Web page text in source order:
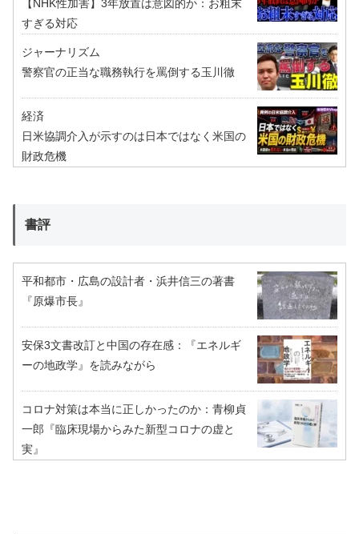
【NHK性加害】3年放置は意図的か：お粗末
すぎる対応
ジャーナリズム
警察官の正当な職務執行を罵倒する玉川徹
経済
日米協調介入が示すのは日本ではなく米国の
財政危機
書評
平和都市・広島の設計者・浜井信三の著書
『原爆市長』
安保3文書改訂と中国の存在感：『エネルギ
ーの地政学』を読みながら
コロナ対策は本当に正しかったのか：青柳貞
一郎『臨床現場からみた新型コロナの虚と
実』